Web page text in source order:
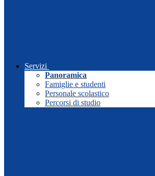
Servizi
Panoramica
Famiglie e studenti
Personale scolastico
Percorsi di studio